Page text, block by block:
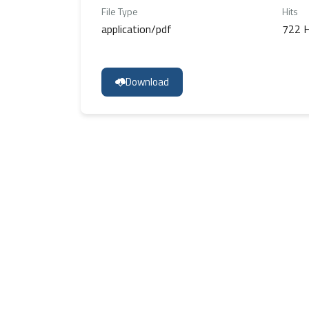
File Type
application/pdf
Hits
722
Download